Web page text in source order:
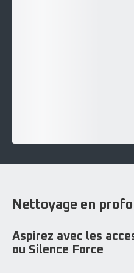
Nettoyage en
Aspirez avec les
ou Silence Force